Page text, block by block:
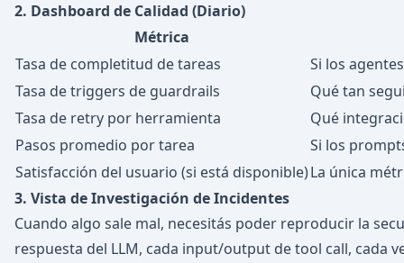
2. Dashboard de Calidad (Diario)
Métrica
Tasa de completitud de tareas
Si los
Tasa de triggers de guardrails
Qué tan
Tasa de retry por herramienta
Qué
Pasos promedio por tarea
Si los
Satisfacción del usuario (si está disponible)La única
3. Vista de Investigación de Incidentes
Cuando algo sale mal, necesitás poder reproducir la
respuesta del LLM, cada input/output de tool call, cada